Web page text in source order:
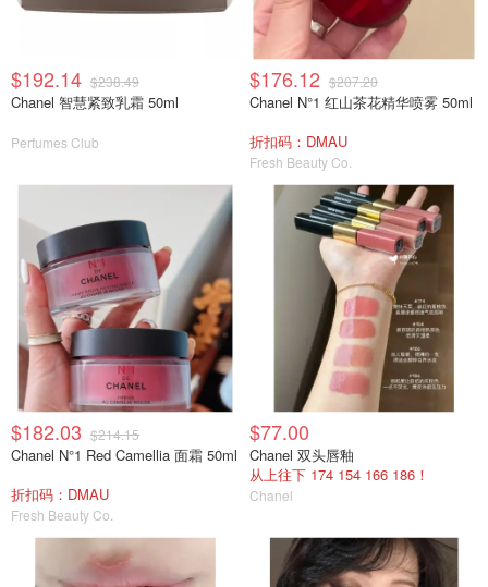
$192.14 $238.49
Chanel 智慧紧致乳霜 50ml
Perfumes Club
$176.12 $207.20
Chanel N°1 红山茶花精华喷雾 50ml
折扣码：DMAU
Fresh Beauty Co.
$182.03 $214.15
Chanel N°1 Red Camellia 面霜 50ml
折扣码：DMAU
Fresh Beauty Co.
$77.00
Chanel 双头唇釉
从上往下 174 154 166 186！
Chanel